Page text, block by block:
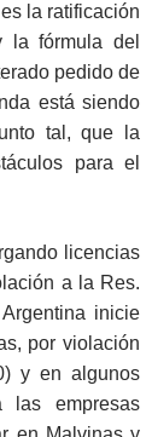
la ratificación
la fórmula del
pedido de
está siendo
tal, que la
para el
licencias
a la Res.
inicie
por violación
y en algunos
empresas